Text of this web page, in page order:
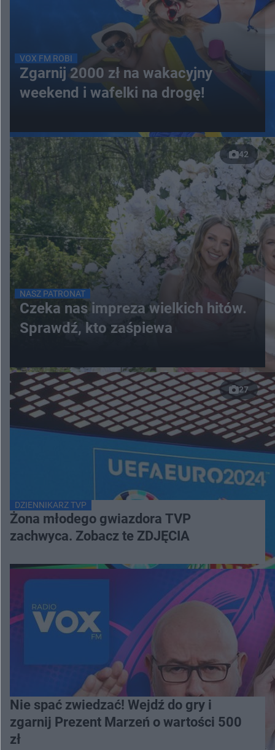
VOX FM ROBI
Zgarnij 2000 zł na wakacyjny
weekend i wafelki na drogę!
42
NASZ PATRONAT
Czeka nas impreza wielkich hitów.
Sprawdź, kto zaśpiewa
27
DZIENNIKARZ TVP
Żona młodego gwiazdora TVP
zachwyca. Zobacz te ZDJĘCIA
Nie spać zwiedzać! Wejdź do gry i
zgarnij Prezent Marzeń o wartości 500
zł